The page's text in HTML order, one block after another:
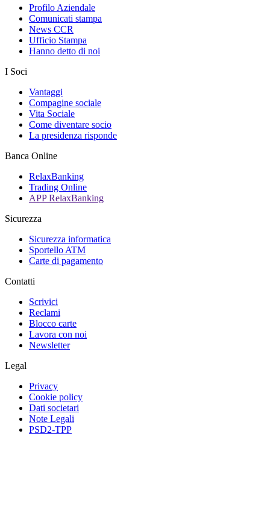
Profilo Aziendale
Comunicati stampa
News CCR
Ufficio Stampa
Hanno detto di noi
I Soci
Vantaggi
Compagine sociale
Vita Sociale
Come diventare socio
La presidenza risponde
Banca Online
RelaxBanking
Trading Online
APP RelaxBanking
Sicurezza
Sicurezza informatica
Sportello ATM
Carte di pagamento
Contatti
Scrivici
Reclami
Blocco carte
Lavora con noi
Newsletter
Legal
Privacy
Cookie policy
Dati societari
Note Legali
PSD2-TPP